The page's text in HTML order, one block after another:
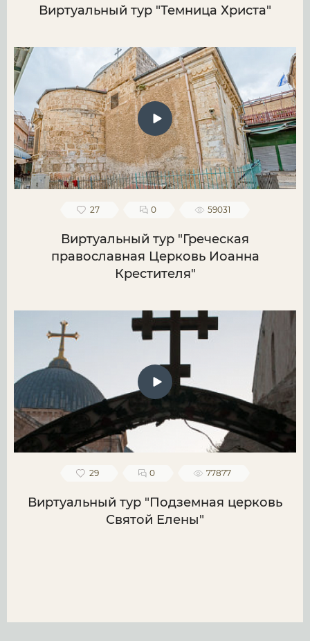
Виртуальный тур "Темница Христа"
27 0 59031
Виртуальный тур "Греческая
православная Церковь Иоанна
Крестителя"
29 0 77877
Виртуальный тур "Подземная церковь
Святой Елены"